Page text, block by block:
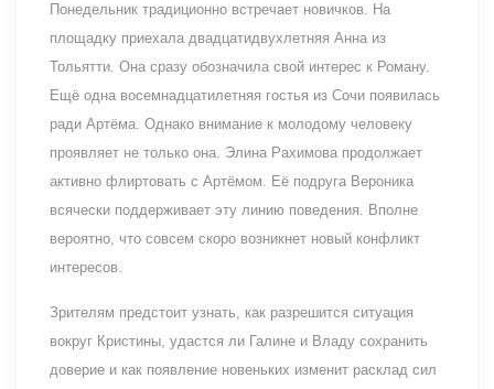
Понедельник традиционно встречает новичков. На
площадку приехала двадцатидвухлетняя Анна из
Тольятти. Она сразу обозначила свой интерес к Роману.
Ещё одна восемнадцатилетняя гостья из Сочи появилась
ради Артёма. Однако внимание к молодому человеку
проявляет не только она. Элина Рахимова продолжает
активно флиртовать с Артёмом. Её подруга Вероника
всячески поддерживает эту линию поведения. Вполне
вероятно, что совсем скоро возникнет новый конфликт
интересов.
Зрителям предстоит узнать, как разрешится ситуация
вокруг Кристины, удастся ли Галине и Владу сохранить
доверие и как появление новеньких изменит расклад сил